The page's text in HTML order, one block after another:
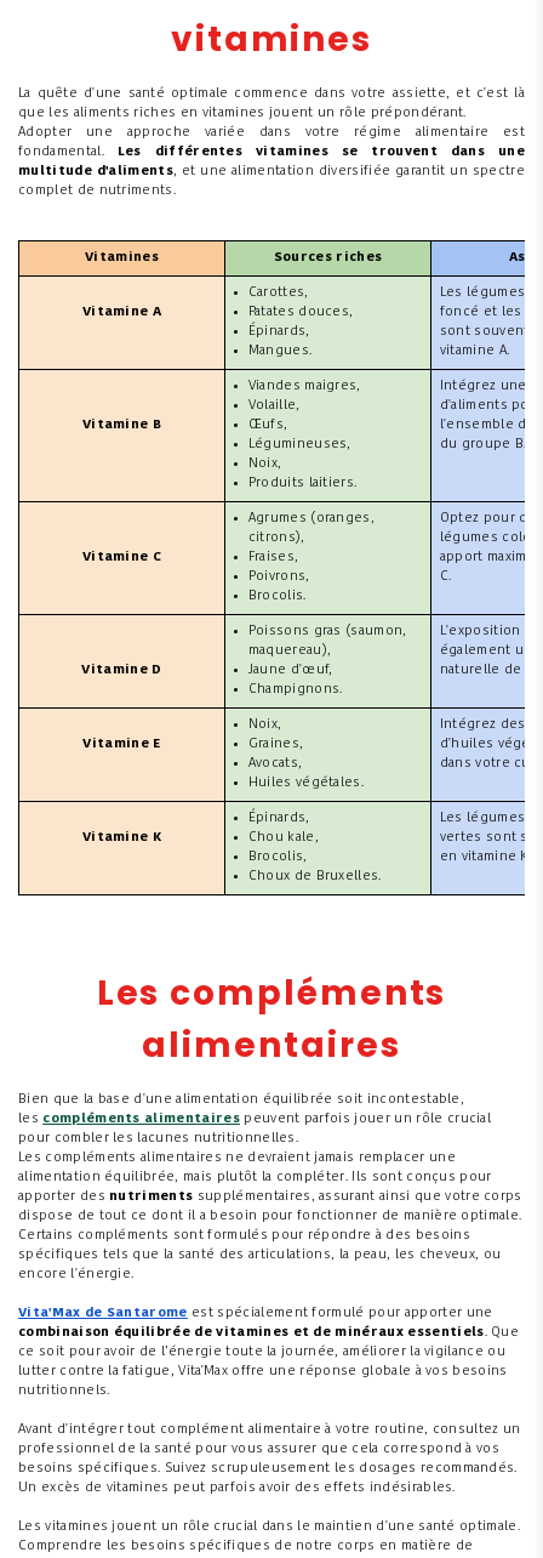
vitamines
La quête d'une santé optimale commence dans votre assiette, et c'est là
que les aliments riches en vitamines jouent un rôle prépondérant.
Adopter une approche variée dans votre régime alimentaire est
fondamental.Les différentes vitamines se trouvent dans une
multitude d'aliments, et une alimentation diversifiée garantit un spectre
complet de nutriments.
Vitamines Sources riches
Vitamine A
Carottes,
Patates douces,
Épinards,
Mangues.
Les légumes
foncé et les
sont souvent
vitamine A.
Vitamine B
Viandes maigres,
Volaille,
Œufs,
Légumineuses,
Noix,
Produits laitiers.
Intégrez une
d'aliments
l'ensemble
du groupe B.
Vitamine C
Agrumes (oranges,
citrons),
Fraises,
Poivrons,
Brocolis.
Optez pour
légumes
apport maximal
C.
Vitamine D
Poissons gras (saumon,
maquereau),
Jaune d'œuf,
Champignons.
L'exposition
également
naturelle de
Vitamine E
Noix,
Graines,
Avocats,
Huiles végétales.
Intégrez des
d'huiles
dans votre
Vitamine K
Épinards,
Chou kale,
Brocolis,
Choux de Bruxelles.
Les légumes à
vertes sont
en vitamine K.
Les compléments
alimentaires
Bien que la base d'une alimentation équilibrée soit incontestable,
les compléments alimentairespeuvent parfois jouer un rôle crucial
pour combler les lacunes nutritionnelles.
Les compléments alimentaires ne devraient jamais remplacer une
alimentation équilibrée, mais plutôt la compléter. Ils sont conçus pour
apporter des nutriments supplémentaires, assurant ainsi que votre corps
dispose de tout ce dont il a besoin pour fonctionner de manière optimale.
Certains compléments sont formulés pour répondre à des besoins
spécifiques tels que la santé des articulations, la peau, les cheveux, ou
encore l'énergie.
Vita'Max de Santarome est spécialement formulé pour apporter une
combinaison équilibrée de vitamines et de minéraux essentiels. Que
ce soit pour avoir de l’énergie toute la journée, améliorer la vigilance ou
lutter contre la fatigue, Vita'Max offre une réponse globale à vos besoins
nutritionnels.
Avant d'intégrer tout complément alimentaire à votre routine, consultez un
professionnel de la santé pour vous assurer que cela correspond à vos
besoins spécifiques. Suivez scrupuleusement les dosages recommandés.
Un excès de vitamines peut parfois avoir des effets indésirables.
Les vitamines jouent un rôle crucial dans le maintien d'une santé optimale.
Comprendre les besoins spécifiques de notre corps en matière de